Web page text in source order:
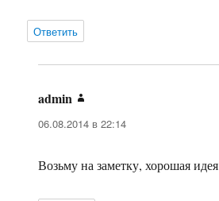
Ответить
admin
06.08.2014 в 22:14
Возьму на заметку, хорошая идея